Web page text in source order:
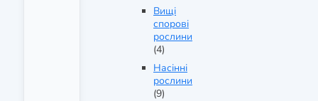
Вищі
спорові
рослини
(4)
Насінні
рослини
(9)